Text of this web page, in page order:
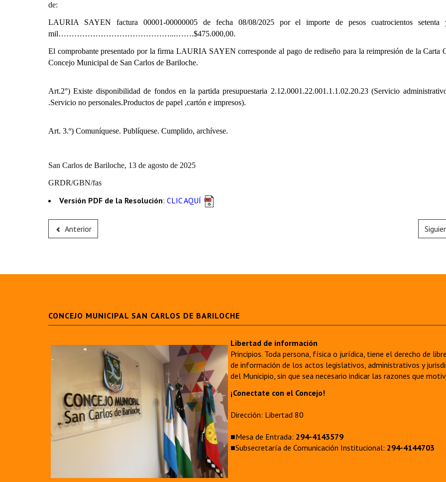
de:
LAURIA SAYEN factura 00001-00000005 de fecha 08/08/2025por el importe de pesos cuatrocientos setenta
mil……………………………………...…….$475.000,00.
El comprobante presentado por la firma LAURIA SAYEN corresponde al pago de rediseño para la reimpresión de la Carta
Concejo Municipal de San Carlos de Bariloche.
Art.2°) Existe disponibilidad de fondos en la partida presupuestaria 2.12.0001.22.001.1.1.02.20.23 (Servicio
.Servicio no personales.Productos de papel ,cartón e impresos).
Art. 3.º) Comuníquese. Publíquese. Cumplido, archívese.
San Carlos de Bariloche, 13 de agosto de 2025
GRDR/GBN/fas
Versión PDF de la Resolución: CLIC AQUÍ
Anterior
CONCEJO MUNICIPAL SAN CARLOS DE BARILOCHE
Libertad de información
Principios. Toda persona, física o jurídica, tiene el derecho de
de información de los actos legislativos, administrativos y
del Municipio, sin que sea necesario indicar las razones que
¡Conectate con el Concejo!
Dirección: Libertad 80
■Mesa de Entrada: 294-4143579
■Subsecretaría de Comunicación Institucional: 294-4144703